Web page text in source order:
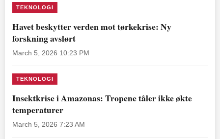
TEKNOLOGI
Havet beskytter verden mot tørkekrise: Ny
forskning avslørt
March 5, 2026 10:23 PM
TEKNOLOGI
Insektkrise i Amazonas: Tropene tåler ikke økte
temperaturer
March 5, 2026 7:23 AM